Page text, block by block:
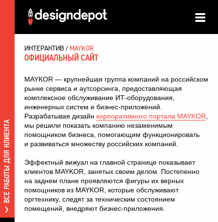
ВСЕ РАБОТЫ ДЛЯ КЛИЕНТА
ИНТЕРАКТИВ MAYKOR
ОФИЦИАЛЬНЫЙ САЙТ
MAYKOR — крупнейшая группа компаний на российском
рынке сервиса и аутсорсинга, предоставляющая
комплексное обслуживание ИТ-оборудования,
инженерных систем и бизнес-приложений.
Разрабатывая дизайн корпоративного портала MAYKOR
мы решили показать компанию незаменимым
помощником бизнеса, помогающим функционировать
и развиваться множеству российских компаний.
Эффектный вижуал на главной странице показывает
клиентов MAYKOR, занятых своим делом. Постепенно
на заднем плане проявляются фигуры их верных
помощников из MAYKOR, которые обслуживают
оргтехнику, следят за техническим состоянием
помещений, внедряют бизнес-приложения.